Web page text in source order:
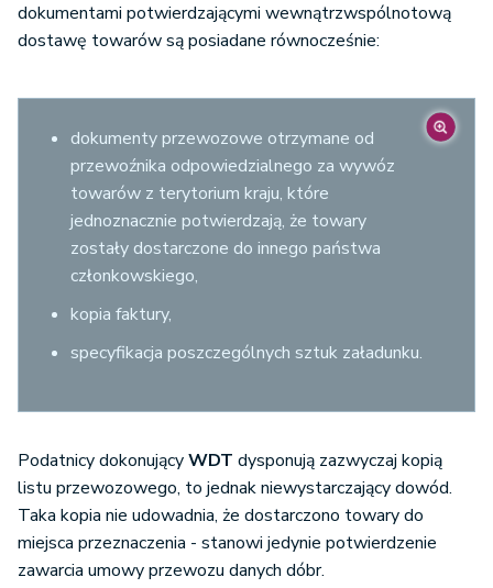
dokumentami potwierdzającymi wewnątrzwspólnotową
dostawę towarów są posiadane równocześnie:
dokumenty przewozowe otrzymane od
przewoźnika odpowiedzialnego za wywóz
towarów z terytorium kraju, które
jednoznacznie potwierdzają, że towary
zostały dostarczone do innego państwa
członkowskiego,
kopia faktury,
specyfikacja poszczególnych sztuk załadunku.
Podatnicy dokonującyWDT dysponują zazwyczaj kopią
listu przewozowego, to jednak niewystarczający dowód.
Taka kopia nie udowadnia, że dostarczono towary do
miejsca przeznaczenia - stanowi jedynie potwierdzenie
zawarcia umowy przewozu danych dóbr.